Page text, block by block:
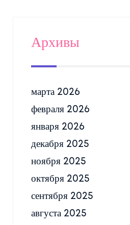
Архивы
марта 2026
февраля 2026
января 2026
декабря 2025
ноября 2025
октября 2025
сентября 2025
августа 2025